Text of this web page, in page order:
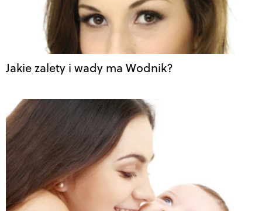
Jakie zalety i wady ma Wodnik?